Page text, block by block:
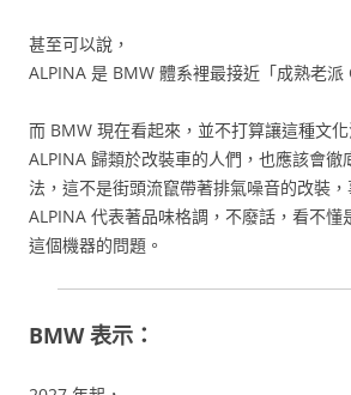
甚至可以說，
ALPINA 是 BMW 體系裡最接近「成熟老派
而 BMW 現在看起來，並不打算讓這種文
ALPINA 歸類於改裝車的人們，也應該會徹
法，這不是街頭流竄帶著排氣噪音的改裝
ALPINA 代表著品味格調，不廢話，看不懂
這個機器的問題。
BMW 表示：